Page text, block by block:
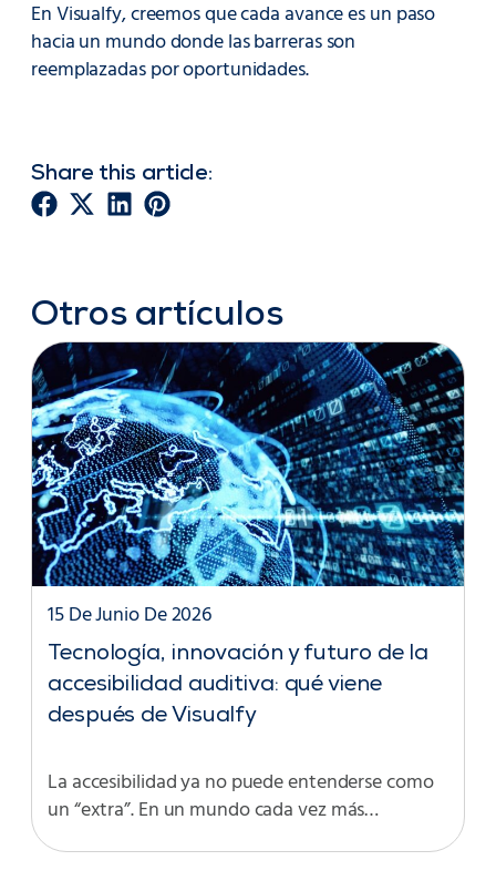
En Visualfy, creemos que cada avance es un paso
hacia un mundo donde las barreras son
reemplazadas por oportunidades.
Share this article:
Otros artículos
Tecnología, innovación y futuro de la
accesibilidad auditiva: qué viene
después de Visualfy
15 De Junio De 2026
La accesibilidad ya no puede entenderse como
un “extra”. En un mundo cada vez más…